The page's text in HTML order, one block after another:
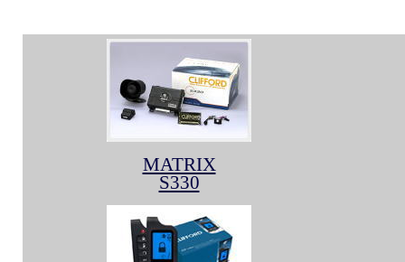
MATRIX
S330